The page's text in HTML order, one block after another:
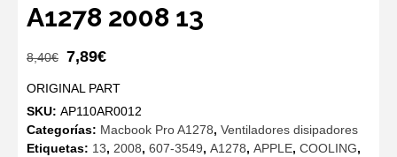
A1278 2008 13
8,40€ El
original
era:
8,40€.
7,89€
actual
es:
7,89€.
ORIGINAL PART
SKU: AP110AR0012
Categorías: Macbook Pro A1278, Ventiladores disipadores
Etiquetas: 13, 2008, 607-3549, A1278, APPLE, COOLING,